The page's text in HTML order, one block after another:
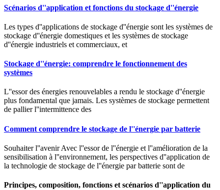
Scénarios d''application et fonctions du stockage d''énergie
Les types d''applications de stockage d''énergie sont les systèmes de
stockage d''énergie domestiques et les systèmes de stockage
d''énergie industriels et commerciaux, et
Stockage d''énergie: comprendre le fonctionnement des
systèmes
L''essor des énergies renouvelables a rendu le stockage d''énergie
plus fondamental que jamais. Les systèmes de stockage permettent
de pallier l''intermittence des
Comment comprendre le stockage de l''énergie par batterie
Souhaiter l''avenir Avec l''essor de l''énergie et l''amélioration de la
sensibilisation à l''environnement, les perspectives d''application de
la technologie de stockage de l''énergie par batterie sont de
Principes, composition, fonctions et scénarios d''application du